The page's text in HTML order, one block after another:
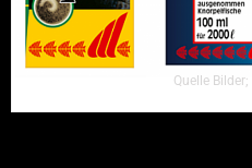
Quelle Bilder;